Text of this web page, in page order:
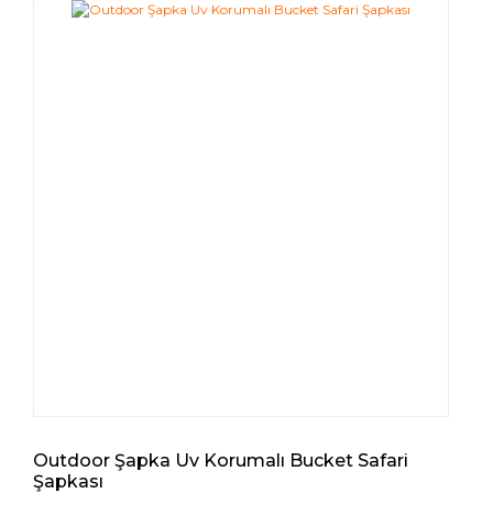
Outdoor Şapka Uv Korumalı Bucket Safari
Şapkası